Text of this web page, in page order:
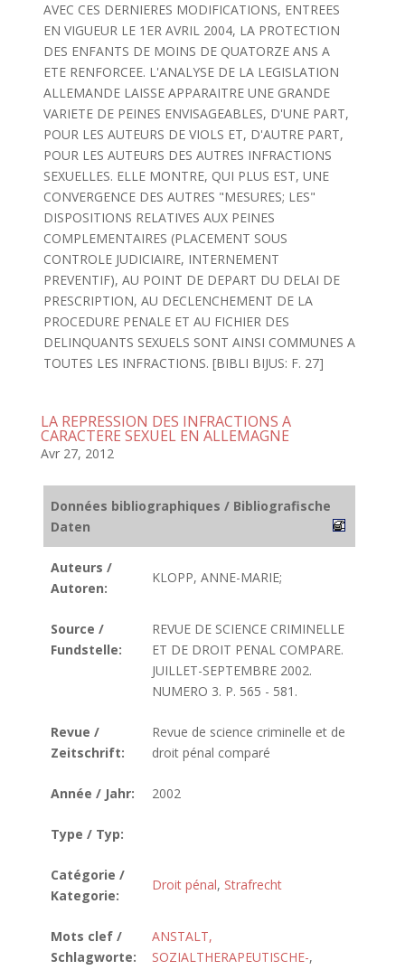
AVEC CES DERNIERES MODIFICATIONS, ENTREES
EN VIGUEUR LE 1ER AVRIL 2004, LA PROTECTION
DES ENFANTS DE MOINS DE QUATORZE ANS A
ETE RENFORCEE. L'ANALYSE DE LA LEGISLATION
ALLEMANDE LAISSE APPARAITRE UNE GRANDE
VARIETE DE PEINES ENVISAGEABLES, D'UNE PART,
POUR LES AUTEURS DE VIOLS ET, D'AUTRE PART,
POUR LES AUTEURS DES AUTRES INFRACTIONS
SEXUELLES. ELLE MONTRE, QUI PLUS EST, UNE
CONVERGENCE DES AUTRES "MESURES; LES"
DISPOSITIONS RELATIVES AUX PEINES
COMPLEMENTAIRES (PLACEMENT SOUS
CONTROLE JUDICIAIRE, INTERNEMENT
PREVENTIF), AU POINT DE DEPART DU DELAI DE
PRESCRIPTION, AU DECLENCHEMENT DE LA
PROCEDURE PENALE ET AU FICHIER DES
DELINQUANTS SEXUELS SONT AINSI COMMUNES A
TOUTES LES INFRACTIONS. [BIBLI BIJUS: F. 27]
LA REPRESSION DES INFRACTIONS A
CARACTERE SEXUEL EN ALLEMAGNE
Avr 27, 2012
Données bibliographiques / Bibliografische
Daten
Auteurs /
Autoren:
KLOPP, ANNE-MARIE;
Source /
Fundstelle:
REVUE DE SCIENCE CRIMINELLE
ET DE DROIT PENAL COMPARE.
JUILLET-SEPTEMBRE 2002.
NUMERO 3. P. 565 - 581.
Revue /
Zeitschrift:
Revue de science criminelle et de
droit pénal comparé
Année / Jahr: 2002
Type / Typ:
Catégorie /
Kategorie:
Droit pénal, Strafrecht
Mots clef /
Schlagworte:
ANSTALT,
SOZIALTHERAPEUTISCHE-,